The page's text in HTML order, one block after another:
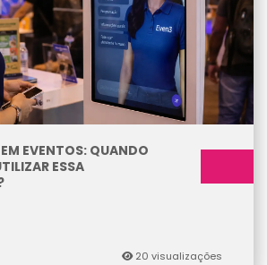
EVENTOS: QUANDO
ESSA
20 visualizações